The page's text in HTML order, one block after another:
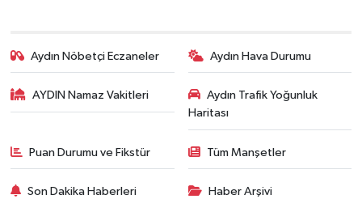
Aydın Nöbetçi Eczaneler Aydın Hava Durumu
AYDIN Namaz Vakitleri
Aydın Trafik Yoğunluk
Haritası
Puan Durumu ve Fikstür Tüm Manşetler
Son Dakika Haberleri Haber Arşivi